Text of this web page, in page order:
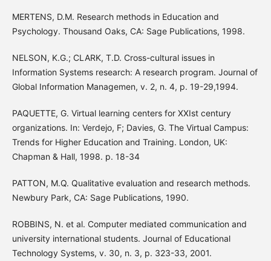
MERTENS, D.M. Research methods in Education and
Psychology. Thousand Oaks, CA: Sage Publications, 1998.
NELSON, K.G.; CLARK, T.D. Cross-cultural issues in
Information Systems research: A research program. Journal of
Global Information Managemen, v. 2, n. 4, p. 19-29,1994.
PAQUETTE, G. Virtual learning centers for XXIst century
organizations. In: Verdejo, F; Davies, G. The Virtual Campus:
Trends for Higher Education and Training. London, UK:
Chapman & Hall, 1998. p. 18-34
PATTON, M.Q. Qualitative evaluation and research methods.
Newbury Park, CA: Sage Publications, 1990.
ROBBINS, N. et al. Computer mediated communication and
university international students. Journal of Educational
Technology Systems, v. 30, n. 3, p. 323-33, 2001.